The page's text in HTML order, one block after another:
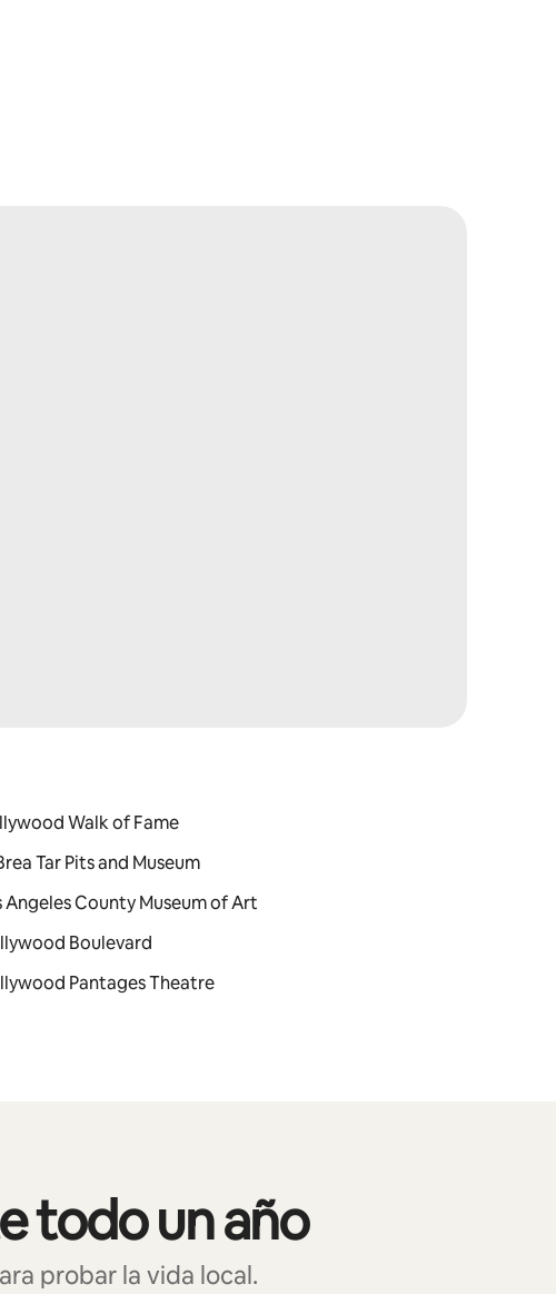
Walk of Fame
Tar Pits and Museum
Angeles County Museum of Art
Boulevard
Pantages Theatre
todo un año
probar la vida local.